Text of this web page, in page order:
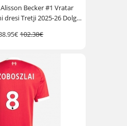
Becker #1 Vratar
dresi Tretji 2025-26 Dolgi
102.38€